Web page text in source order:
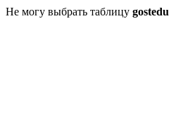
Не могу выбрать таблицу gostedu